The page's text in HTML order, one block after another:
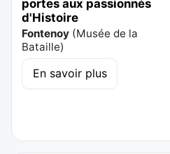
portes aux passionnés
d'Histoire
Fontenoy (Musée de la
Bataille)
En savoir plus